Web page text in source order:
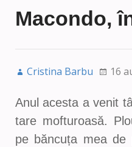
Macondo,
Cristina Barbu 16
Anul acesta a venit
tare mofturoasă.
pe băncuța mea de